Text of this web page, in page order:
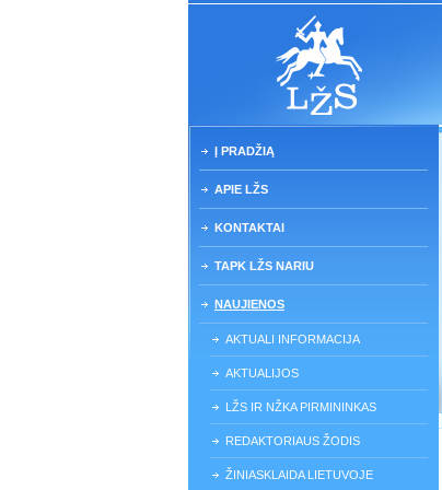
Į PRADŽIĄ
APIE LŽS
KONTAKTAI
TAPK LŽS NARIU
NAUJIENOS
AKTUALI INFORMACIJA
AKTUALIJOS
LŽS IR NŽKA PIRMININKAS
REDAKTORIAUS ŽODIS
ŽINIASKLAIDA LIETUVOJE